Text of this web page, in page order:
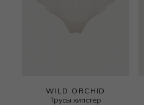
WILD ORCHID
Трусы хипстер